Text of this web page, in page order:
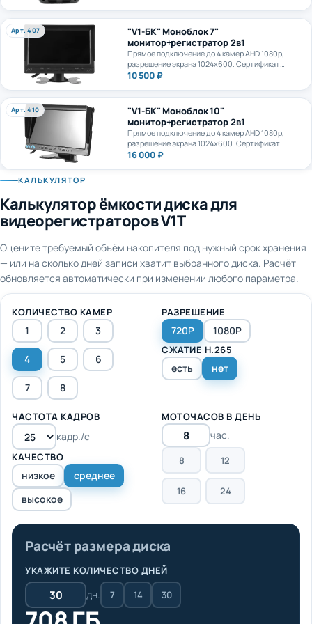
microSD до 1Тб.
Арт. 407
"V1-БК" Моноблок 7"
монитор+регистратор 2в1
Прямое подключение до 4 камер AHD 1080p,
разрешение экрана 1024х600. Сертификат
ПП969.
10 500 ₽
Арт. 410
"V1-БК" Моноблок 10"
монитор+регистратор 2в1
Прямое подключение до 4 камер AHD 1080p,
разрешение экрана 1024х600. Сертификат
ПП969.
16 000 ₽
КАЛЬКУЛЯТОР
Калькулятор ёмкости диска для
видеорегистраторов V1T
— или на сколько дней записи хватит выбранного диска. Расчёт
обновляется автоматически при изменении любого параметра.
1 2 3
4 5 6
7 8
720P 1080P
СЖАТИЕ H.265
есть нет
КАЧЕСТВО
низкое
среднее
высокое
Расчёт размера диска
7 14 30
708 ГБ